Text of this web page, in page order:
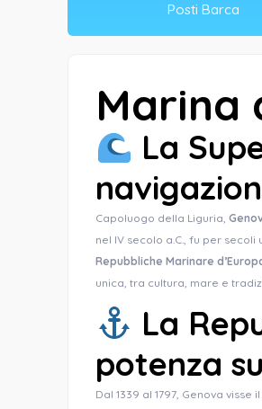
Posti Barca
Marina
La
Capoluogo della Liguria,
nel IV secolo a.C., fu per
Repubbliche Marinare
unica, tra cultura, mare e
La
potenza
Dal 1339 al 1797, Genova